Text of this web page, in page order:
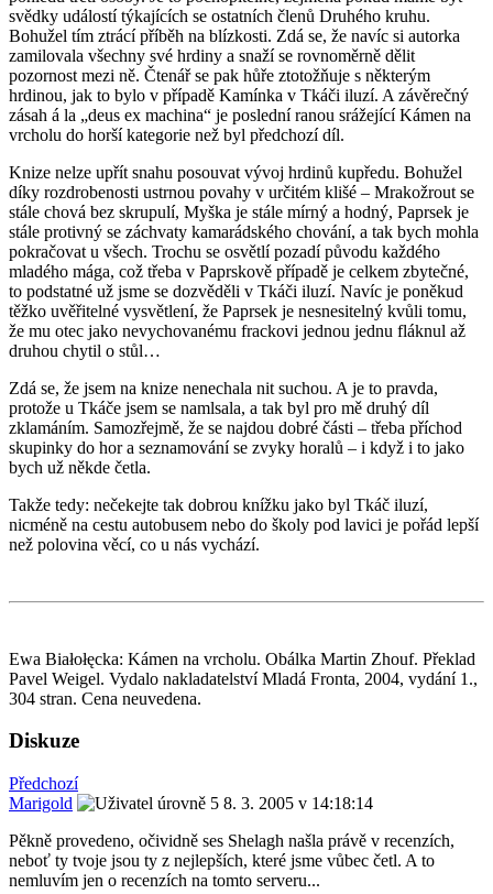
svědky událostí týkajících se ostatních členů Druhého kruhu.
Bohužel tím ztrácí příběh na blízkosti. Zdá se, že navíc si autorka
zamilovala všechny své hrdiny a snaží se rovnoměrně dělit
pozornost mezi ně. Čtenář se pak hůře ztotožňuje s některým
hrdinou, jak to bylo v případě Kamínka v Tkáči iluzí. A závěrečný
zásah á la „deus ex machina“ je poslední ranou srážející Kámen na
vrcholu do horší kategorie než byl předchozí díl.
Knize nelze upřít snahu posouvat vývoj hrdinů kupředu. Bohužel
díky rozdrobenosti ustrnou povahy v určitém klišé – Mrakožrout se
stále chová bez skrupulí, Myška je stále mírný a hodný, Paprsek je
stále protivný se záchvaty kamarádského chování, a tak bych mohla
pokračovat u všech. Trochu se osvětlí pozadí původu každého
mladého mága, což třeba v Paprskově případě je celkem zbytečné,
to podstatné už jsme se dozvěděli v Tkáči iluzí. Navíc je poněkud
těžko uvěřitelné vysvětlení, že Paprsek je nesnesitelný kvůli tomu,
že mu otec jako nevychovanému frackovi jednou jednu fláknul až
druhou chytil o stůl…
Zdá se, že jsem na knize nenechala nit suchou. A je to pravda,
protože u Tkáče jsem se namlsala, a tak byl pro mě druhý díl
zklamáním. Samozřejmě, že se najdou dobré části – třeba příchod
skupinky do hor a seznamování se zvyky horalů – i když i to jako
bych už někde četla.
Takže tedy: nečekejte tak dobrou knížku jako byl Tkáč iluzí,
nicméně na cestu autobusem nebo do školy pod lavici je pořád lepší
než polovina věcí, co u nás vychází.
Ewa Białołęcka: Kámen na vrcholu. Obálka Martin Zhouf. Překlad
Pavel Weigel. Vydalo nakladatelství Mladá Fronta, 2004, vydání 1.,
304 stran. Cena neuvedena.
Diskuze
Předchozí
Marigold
8. 3. 2005 v 14:18:14
Pěkně provedeno, očividně ses Shelagh našla právě v recenzích,
neboť ty tvoje jsou ty z nejlepších, které jsme vůbec četl. A to
nemluvím jen o recenzích na tomto serveru...